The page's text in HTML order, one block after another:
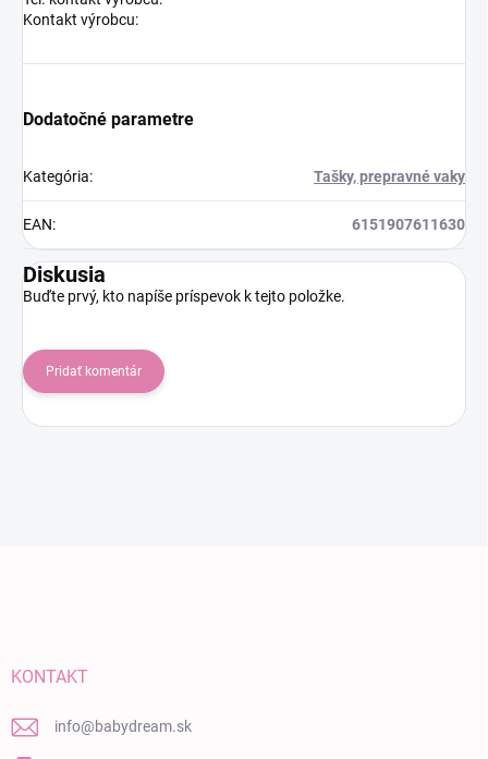
Kontakt výrobcu:
Dodatočné parametre
Kategória: Tašky, prepravné vaky
EAN: 6151907611630
Diskusia
Buďte prvý, kto napíše príspevok k tejto položke.
Pridať komentár
KONTAKT
info@babydream.sk